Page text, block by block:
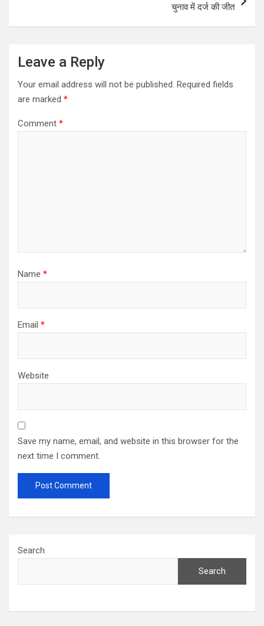
चुनाव में दर्ज की जीत
Leave a Reply
Your email address will not be published. Required fields
are marked *
Comment *
Name *
Email *
Website
Save my name, email, and website in this browser for the
next time I comment.
Search
Search